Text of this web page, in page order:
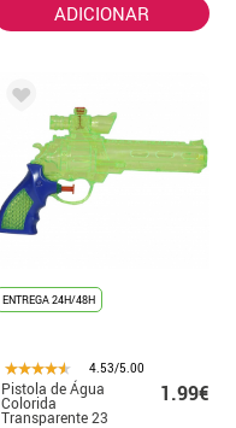
ADICIONAR
ENTREGA 24H/48H
4.53/5.00
Pistola de Água
Colorida
Transparente 23
1.99€